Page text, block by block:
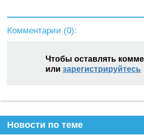
Комментарии (0):
Чтобы оставлять
или зарегистрируйтесь
Новости по теме